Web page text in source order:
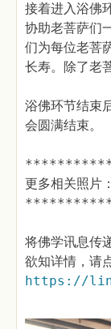
接着进入浴佛
协助老菩萨们
们为每位老菩
长寿。除了老
浴佛环节结束
会圆满结束。
更多相关照片：
将佛学讯息传
欲知详情，
https://